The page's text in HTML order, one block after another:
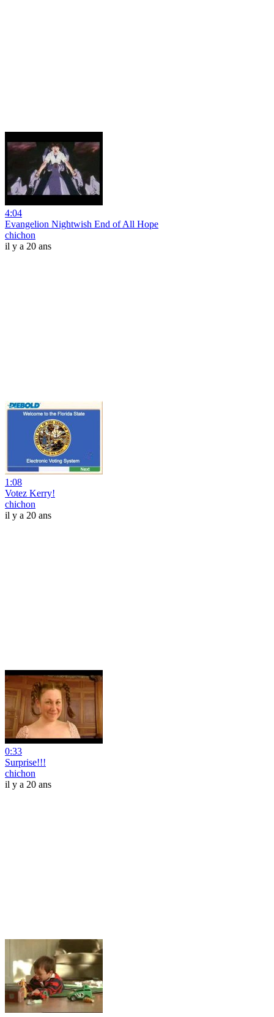
4:04
Evangelion Nightwish End of All Hope
chichon
il y a 20 ans
1:08
Votez Kerry!
chichon
il y a 20 ans
0:33
Surprise!!!
chichon
il y a 20 ans